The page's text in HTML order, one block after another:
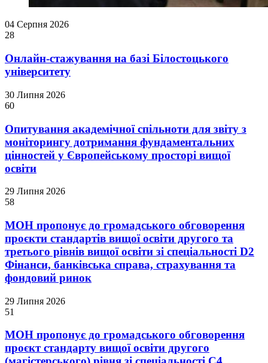
04 Серпня 2026
28
Онлайн-стажування на базі Білостоцького
університету
30 Липня 2026
60
Опитування академічної спільноти для звіту з
моніторингу дотримання фундаментальних
цінностей у Європейському просторі вищої
освіти
29 Липня 2026
58
МОН пропонує до громадського обговорення
проєкти стандартів вищої освіти другого та
третього рівнів вищої освіти зі спеціальності D2
Фінанси, банківська справа, страхування та
фондовий ринок
29 Липня 2026
51
МОН пропонує до громадського обговорення
проєкт стандарту вищої освіти другого